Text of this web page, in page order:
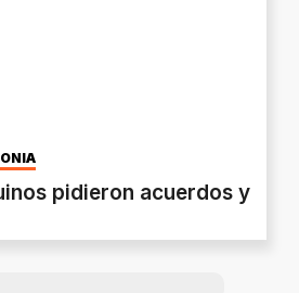
pidieron acuerdos y